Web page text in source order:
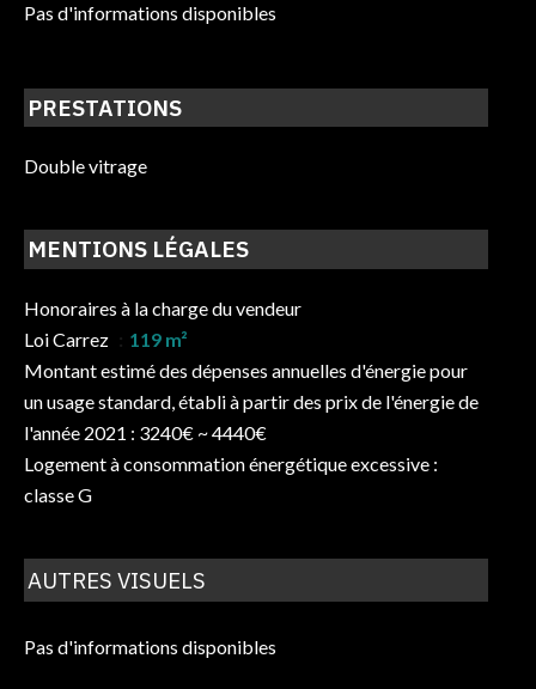
Pas d'informations disponibles
PRESTATIONS
Double vitrage
MENTIONS LÉGALES
Honoraires à la charge du vendeur
Loi Carrez
119 m²
Montant estimé des dépenses annuelles d'énergie pour
un usage standard, établi à partir des prix de l'énergie de
l'année 2021 : 3240€ ~ 4440€
Logement à consommation énergétique excessive :
classe G
AUTRES VISUELS
Pas d'informations disponibles